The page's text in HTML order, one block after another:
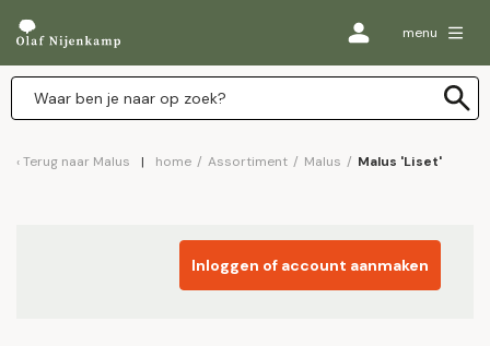
menu
Terug naar Malus home / Assortiment / Malus / Malus 'Liset'
Inloggen of account aanmaken